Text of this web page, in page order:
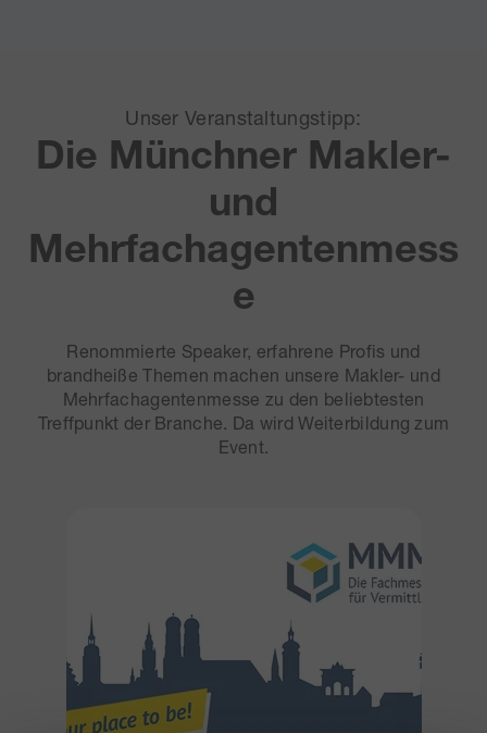
Unser Veranstaltungstipp:
Die Münchner Makler-
und
Mehrfachagentenmess
e
Renommierte Speaker, erfahrene Profis und
brandheiße Themen machen unsere Makler- und
Mehrfachagentenmesse zu den beliebtesten
Treffpunkt der Branche. Da wird Weiterbildung zum
Event.